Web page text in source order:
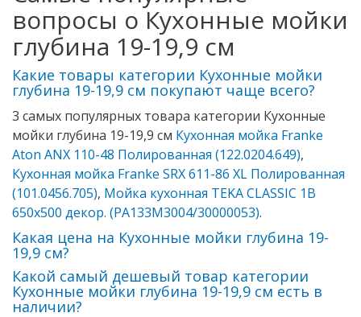
вопросы о Кухонные мойки
глубина 19-19,9 см
Какие товары категории Кухонные мойки
глубина 19-19,9 см покупают чаще всего?
3 самых популярных товара категории Кухонные
мойки глубина 19-19,9 см Кухонная мойка Franke
Aton ANX 110-48 Полированная (122.0204.649),
Кухонная мойка Franke SRX 611-86 XL Полированная
(101.0456.705), Мойка кухонная TEKA CLASSIC 1B
650х500 декор. (PA133M3004/30000053).
Какая цена на Кухонные мойки глубина 19-
19,9 см?
Какой самый дешевый товар категории
Кухонные мойки глубина 19-19,9 см есть в
наличии?